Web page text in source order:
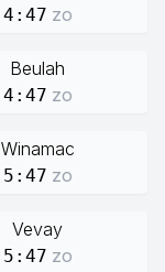
4:47 zo
Beulah
4:47 zo
Winamac
5:47 zo
Vevay
5:47 zo